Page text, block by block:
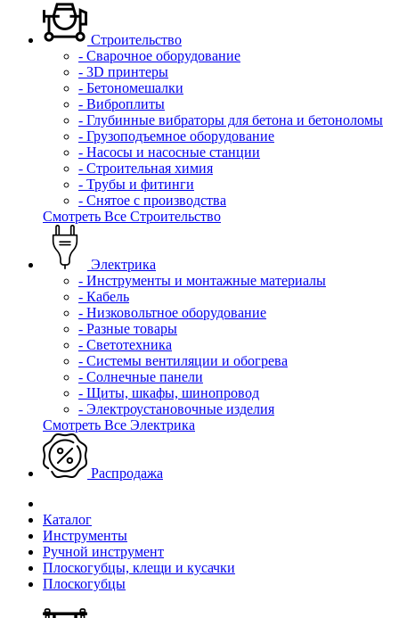
Строительство
- Сварочное оборудование
- 3D принтеры
- Бетономешалки
- Виброплиты
- Глубинные вибраторы для бетона и бетоноломы
- Грузоподъемное оборудование
- Насосы и насосные станции
- Строительная химия
- Трубы и фитинги
- Снятое с производства
Смотреть Все Строительство
Электрика
- Инструменты и монтажные материалы
- Кабель
- Низковольтное оборудование
- Разные товары
- Светотехника
- Системы вентиляции и обогрева
- Солнечные панели
- Щиты, шкафы, шинопровод
- Электроустановочные изделия
Смотреть Все Электрика
Распродажа
Каталог
Инструменты
Ручной инструмент
Плоскогубцы, клещи и кусачки
Плоскогубцы